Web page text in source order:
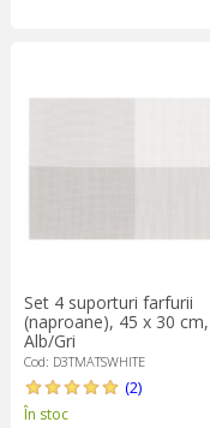
Set 4 suporturi farfurii
(naproane), 45 x 30 cm,
Alb/Gri
Cod: D3TMATSWHITE
(2)
În stoc